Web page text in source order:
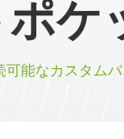
ケ
可能なカスタム